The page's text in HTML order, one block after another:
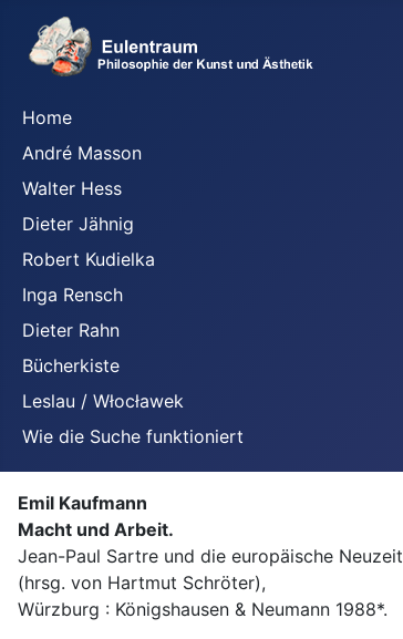
Home
André Masson
Walter Hess
Dieter Jähnig
Robert Kudielka
Inga Rensch
Dieter Rahn
Bücherkiste
Leslau / Włocławek
Wie die Suche funktioniert
Emil Kaufmann
Macht und Arbeit.
Jean-Paul Sartre und die europäische Neuzeit
(hrsg. von Hartmut Schröter),
Würzburg : Königshausen & Neumann 1988*.